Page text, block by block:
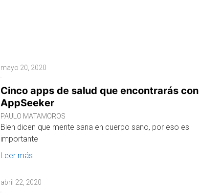
mayo 20, 2020
Cinco apps de salud que encontrarás con
AppSeeker
PAULO MATAMOROS
Bien dicen que mente sana en cuerpo sano, por eso es
importante
Leer más
abril 22, 2020